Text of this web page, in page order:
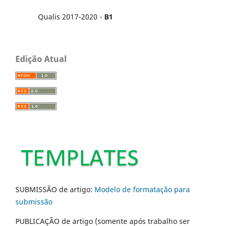
Qualis 2017-2020 - B1
Edição Atual
SUBMISSÃO de artigo: Modelo de formatação para
submissão
PUBLICAÇÃO de artigo (somente após trabalho ser